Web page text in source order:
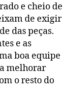
e cheio de
de exigir
das peças.
e as
boa equipe
melhorar
o resto do